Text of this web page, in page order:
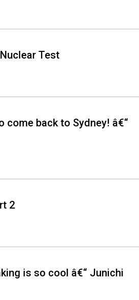
Test
come back to Sydney! â€“
2
is so cool â€“ Junichi